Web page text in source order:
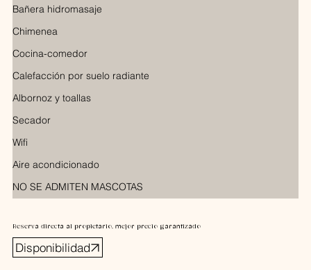
Bañera hidromasaje
Chimenea
Cocina-comedor
Calefacción por suelo radiante
Albornoz y toallas
Secador
Wifi
Aire acondicionado
NO SE ADMITEN MASCOTAS
Reserva directa al propietario, mejor precio garantizado
Disponibilidad